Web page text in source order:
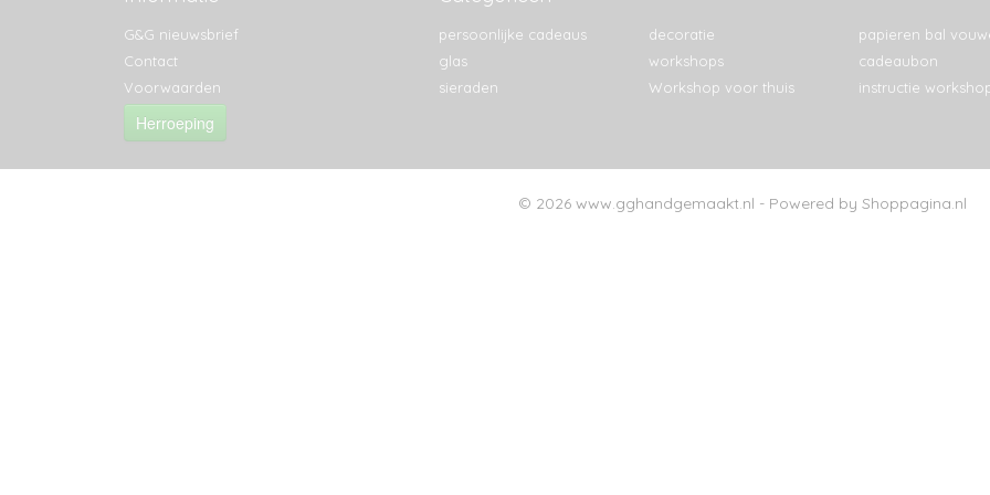
G&G nieuwsbrief
Contact
Voorwaarden
Herroeping
persoonlijke cadeaus
glas
sieraden
decoratie
workshops
Workshop voor thuis
papieren bal
cadeaubon
instructie
© 2026 www.gghandgemaakt.nl - Powered by Shoppagina.nl